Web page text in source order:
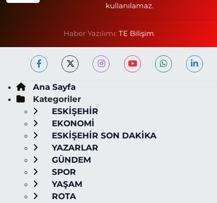
kullanılamaz.
Haber Yazılımı: TE Bilişim
Ana Sayfa
Kategoriler
ESKİŞEHİR
EKONOMİ
ESKİŞEHİR SON DAKİKA
YAZARLAR
GÜNDEM
SPOR
YAŞAM
ROTA